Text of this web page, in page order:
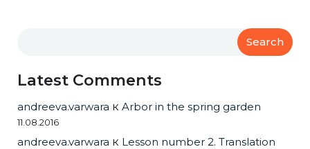
Search
Latest Comments
andreeva.varwara к Arbor in the spring garden
11.08.2016
andreeva.varwara к Lesson number 2. Translation